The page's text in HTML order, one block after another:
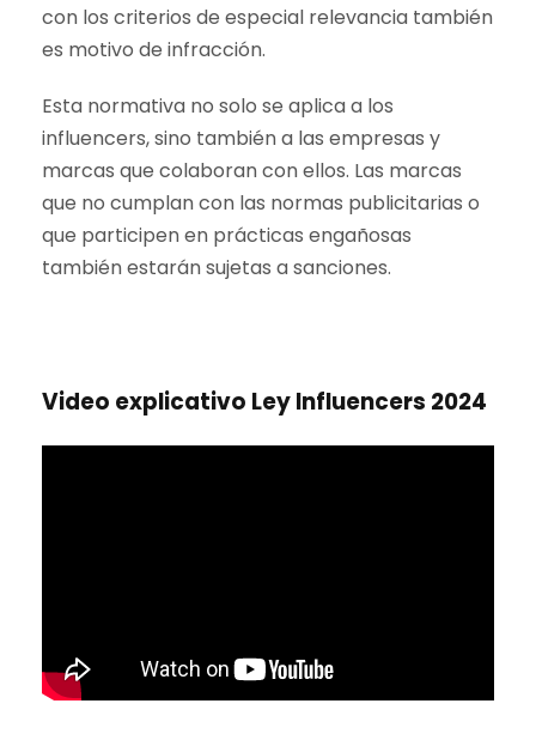
con los criterios de especial relevancia también
es motivo de infracción.
Esta normativa no solo se aplica a los
influencers, sino también a las empresas y
marcas que colaboran con ellos. Las marcas
que no cumplan con las normas publicitarias o
que participen en prácticas engañosas
también estarán sujetas a sanciones.
Video explicativo Ley Influencers 2024